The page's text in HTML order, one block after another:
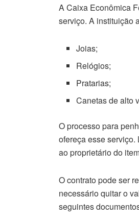
A Caixa Econômica
serviço. A instituição
Joias;
Relógios;
Pratarias;
Canetas de alto
O processo para
ofereça esse
ao proprietário do
O contrato pode ser
necessário quitar o
seguintes